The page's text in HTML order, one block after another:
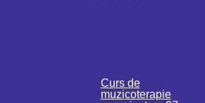
Curs de
muzicoterapie